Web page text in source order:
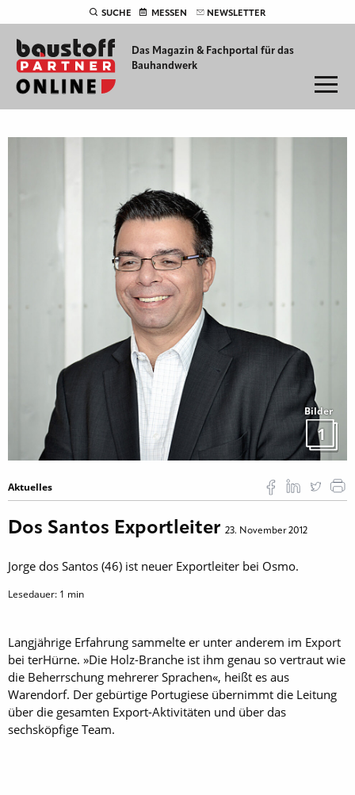
SUCHE MESSEN NEWSLETTER
Das Magazin & Fachportal für das
Bauhandwerk
Bilder
1
Aktuelles
Dos Santos Exportleiter 23. November 2012
Jorge dos Santos (46) ist neuer Exportleiter bei Osmo.
Lesedauer: 1 min
Langjährige Erfahrung sammelte er unter anderem im Export
bei terHürne. »Die Holz-Branche ist ihm genau so vertraut wie
die Beherrschung mehrerer Sprachen«, heißt es aus
Warendorf. Der gebürtige Portugiese übernimmt die Leitung
über die gesamten Export-Aktivitäten und über das
sechsköpfige Team.